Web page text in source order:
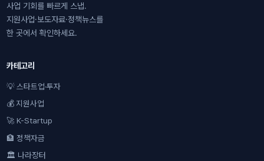
사업 기회를 빠르게 스냅.
지원사업·보도자료·정책뉴스를
한 곳에서 확인하세요.
카테고리
💡 스타트업·투자
💰 지원사업
🚀 K-Startup
🏦 정책자금
🏛 나라장터